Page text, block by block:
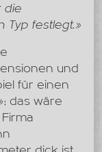
die
Typ festlegt.»
und
für einen
das wäre